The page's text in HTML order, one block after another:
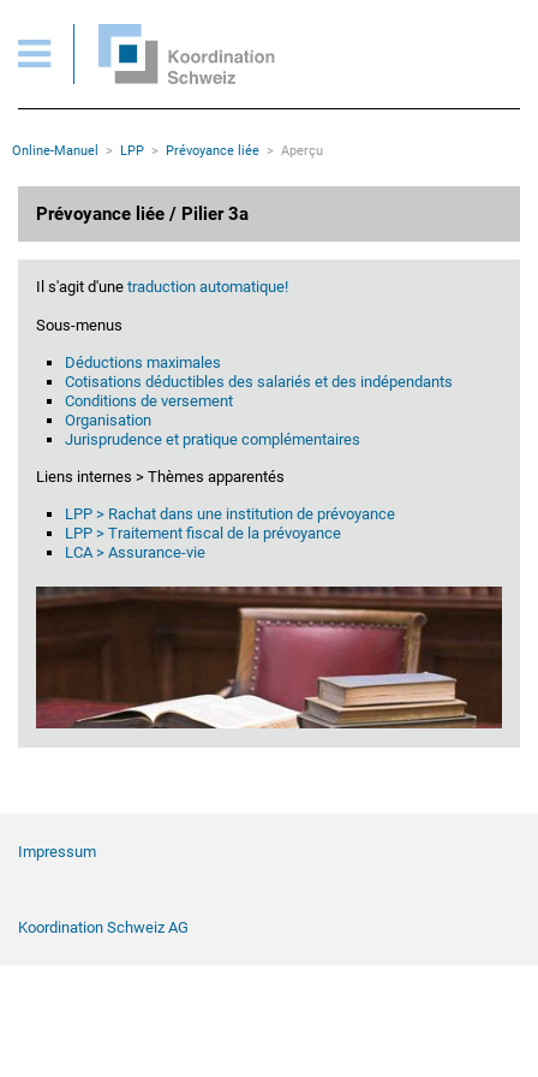
Pages importantes
Page d'accueil
Contenu
Plan du site
Rootline
Online-Manuel LPP Prévoyance liée Aperçu
Prévoyance liée / Pilier 3a
Il s'agit d'une traduction automatique!
Sous-menus
Déductions maximales
Cotisations déductibles des salariés et des indépendants
Conditions de versement
Organisation
Jurisprudence et pratique complémentaires
Liens internes > Thèmes apparentés
LPP > Rachat dans une institution de prévoyance
LPP > Traitement fiscal de la prévoyance
LCA > Assurance-vie
Impressum
Koordination Schweiz AG